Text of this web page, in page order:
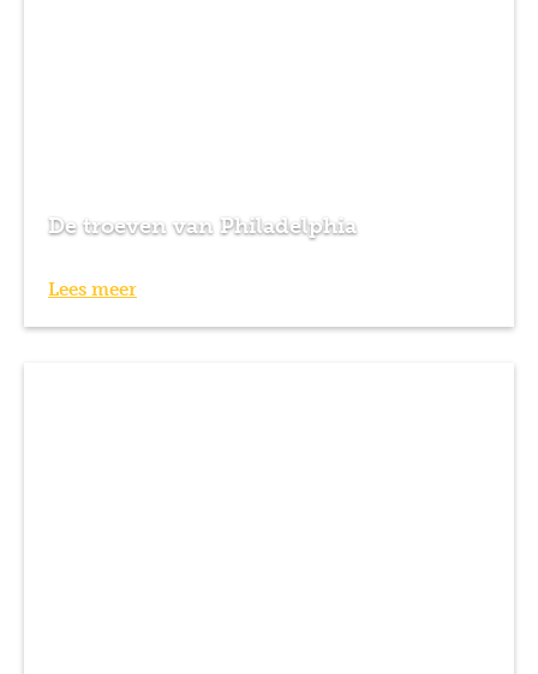
De troeven van Philadelphia
Lees meer